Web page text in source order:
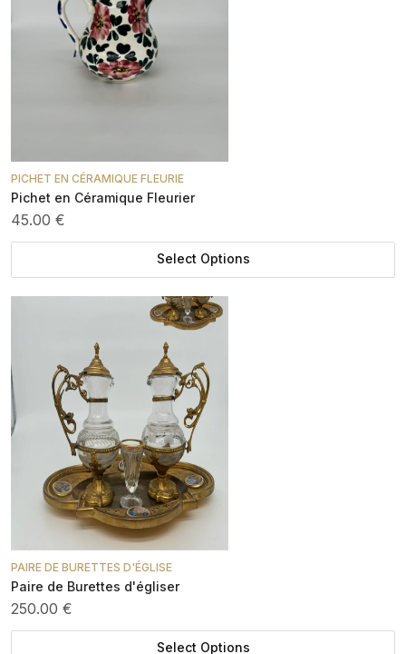
PICHET EN CÉRAMIQUE FLEURIE
Pichet en Céramique Fleurier
45.00 €
Select Options
PAIRE DE BURETTES D'ÉGLISE
Paire de Burettes d'égliser
250.00 €
Select Options